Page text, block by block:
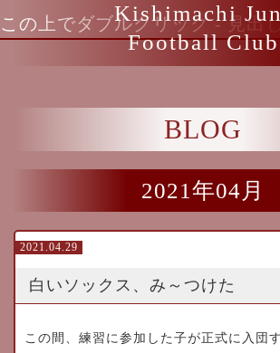
Kishimachi
Football Club
この上でダブルクリック - 見出
BLOG
2021年04月
2021.04.29
白いソックス、み～つけた
この間、練習に参加した子が正式に入団